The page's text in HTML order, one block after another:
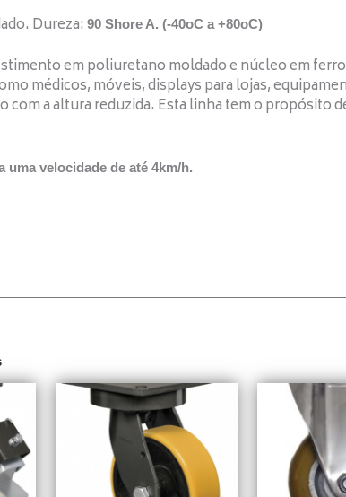
Dureza: 90 Shore A. (-40oC a +80oC)
em poliuretano moldado e núcleo em
médicos, móveis, displays para lojas,
a altura reduzida. Esta linha tem o propósito
uma velocidade de até 4km/h.